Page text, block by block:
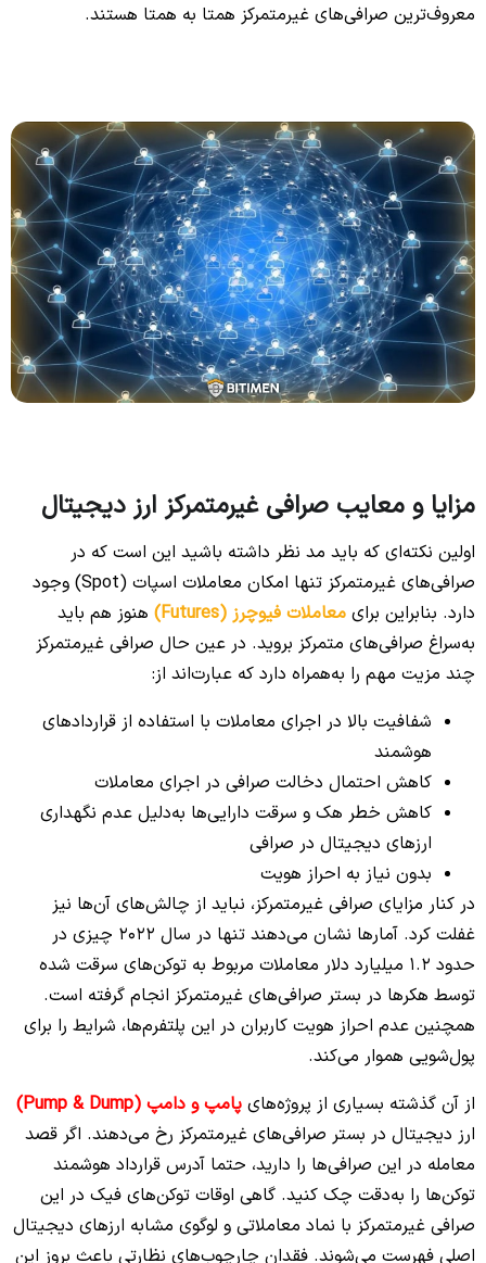
معروف‌ترین صرافی‌های غیرمتمرکز همتا به همتا هستند.
مزایا و معایب صرافی‌ غیرمتمرکز ارز دیجیتال
اولین نکته‌ای که باید مد نظر داشته باشید این است که در
صرافی‌های غیرمتمرکز تنها امکان معاملات اسپات (Spot) وجود
دارد. بنابراین برای معاملات فیوچرز (Futures)
هنوز هم باید
به‌سراغ صرافی‌های متمرکز بروید. در عین حال صرافی غیرمتمرکز
چند مزیت مهم را به‌همراه دارد که عبارت‌اند از:
شفافیت بالا در اجرای معاملات با استفاده از قراردادهای
هوشمند
کاهش احتمال دخالت صرافی در اجرای معاملات
کاهش خطر هک و سرقت دارایی‌ها به‌دلیل عدم نگهداری
ارزهای دیجیتال در صرافی
بدون نیاز به احراز هویت
در کنار مزایای صرافی غیرمتمرکز، نباید از چالش‌های آن‌ها نیز
غفلت کرد. آمارها نشان می‌دهند تنها در سال 2022 چیزی در
حدود 1.2 میلیارد دلار معاملات مربوط به توکن‌های سرقت شده
توسط هکرها در بستر صرافی‌های غیرمتمرکز انجام گرفته است.
همچنین عدم احراز هویت کاربران در این پلتفرم‌ها، شرایط را برای
پول‌شویی هموار می‌کند.
از آن گذشته بسیاری از پروژه‌های پامپ و دامپ (Pump & Dump)
ارز دیجیتال در بستر صرافی‌های غیرمتمرکز رخ می‌دهند. اگر قصد
معامله در این صرافی‌ها را دارید، حتما آدرس قرارداد هوشمند
توکن‌ها را به‌دقت چک کنید. گاهی اوقات توکن‌های فیک در این
صرافی غیرمتمرکز با نماد معاملاتی و لوگوی مشابه ارزهای دیجیتال
اصلی فهرست می‌شوند. فقدان چارچوب‌های نظارتی باعث بروز این